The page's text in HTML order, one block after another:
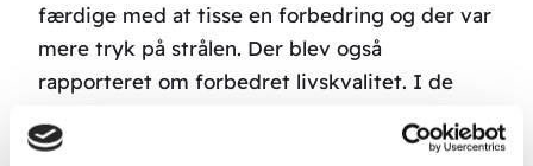
færdige med at tisse en forbedring og der var
mere tryk på strålen. Der blev også
rapporteret om forbedret livskvalitet. I de
af blodprøver, var de også forbedret.